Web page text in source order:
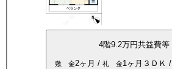
4階9.2万円共益費等
敷 金2ヶ月 / 礼 金1ヶ月 ３ＤＫ /